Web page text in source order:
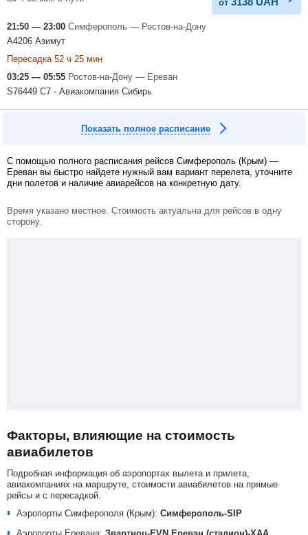
от
21:50 — 23:00 Симферополь — Ростов-на-Дону
A4206 Азимут
Пересадка 52 ч 25 мин
03:25 — 05:55 Ростов-на-Дону — Ереван
S76449 С7 - Авиакомпания Сибирь
Показать полное расписание
С помощью полного расписания рейсов Симферополь (Крым) —
Ереван вы быстро найдете нужный вам вариант перелета, уточните
дни полетов и наличие авиарейсов на конкретную дату.
Время указано местное. Стоимость актуальна для рейсов в одну
сторону.
Факторы, влияющие на стоимость
авиабилетов
Подробная информация об аэропортах вылета и прилета,
авиакомпаниях на маршруте, стоимости авиабилетов на прямые
рейсы и с пересадкой.
Аэропорты Симферополя (Крым): Симферополь-SIP
Аэропорты Еревана: Звартноц-EVN Ереван (стадион)-XAA